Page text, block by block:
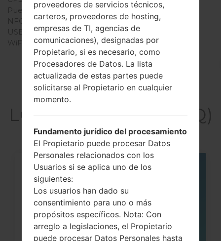
Puerto infrarrojo
No
NFC
No
USB
USB 2.0
WiFi
-
Artículos
LGKF390Q(LGKF390Q)
proveedores de servicios técnicos,
carteros, proveedores de hosting,
empresas de TI, agencias de
comunicaciones), designadas por
Propietario, si es necesario, como
Procesadores de Datos. La lista
actualizada de estas partes puede
solicitarse al Propietario en cualquier
momento.
Fundamento jurídico del procesamiento
El Propietario puede procesar Datos
Personales relacionados con los
Usuarios si se aplica uno de los
siguientes:
Los usuarios han dado su
consentimiento para uno o más
propósitos específicos. Nota: Con
arreglo a legislaciones, el Propietario
puede procesar Datos Personales hasta